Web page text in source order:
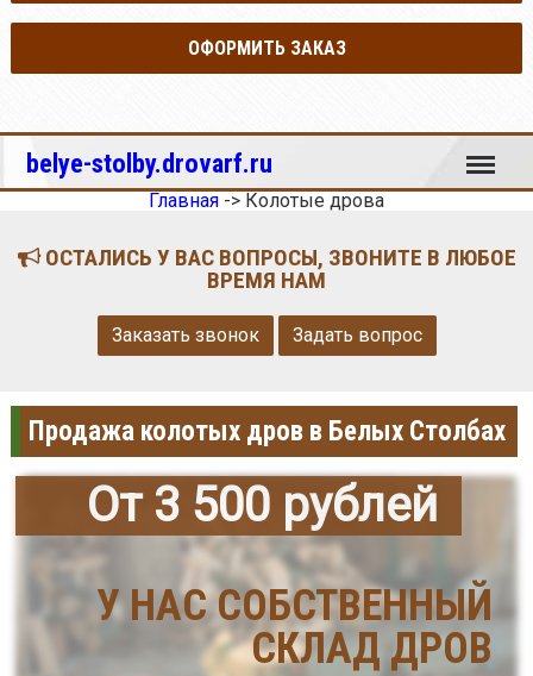
ОФОРМИТЬ ЗАКАЗ
belye-stolby.drovarf.ru Меню
Главная -> Колотые дрова
ОСТАЛИСЬ У ВАС ВОПРОСЫ, ЗВОНИТЕ В ЛЮБОЕ
ВРЕМЯ НАМ
Заказать звонок Задать вопрос
Продажа колотых дров в Белых Столбах
От 3 500 рублей
У НАС СОБСТВЕННЫЙ
СКЛАД ДРОВ